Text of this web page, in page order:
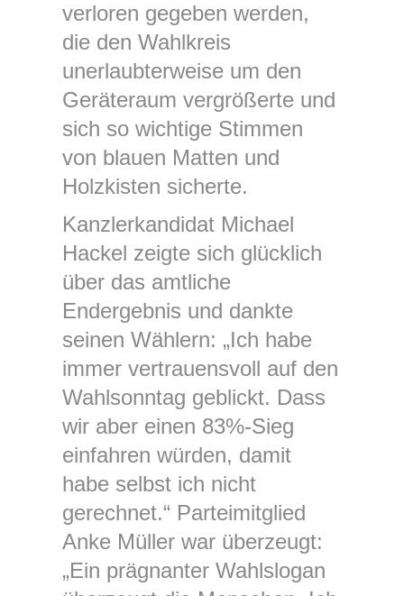
verloren gegeben werden,
die den Wahlkreis
unerlaubterweise um den
Geräteraum vergrößerte und
sich so wichtige Stimmen
von blauen Matten und
Holzkisten sicherte.
Kanzlerkandidat Michael
Hackel zeigte sich glücklich
über das amtliche
Endergebnis und dankte
seinen Wählern: „Ich habe
immer vertrauensvoll auf den
Wahlsonntag geblickt. Dass
wir aber einen 83%-Sieg
einfahren würden, damit
habe selbst ich nicht
gerechnet.“ Parteimitglied
Anke Müller war überzeugt:
„Ein prägnanter Wahlslogan